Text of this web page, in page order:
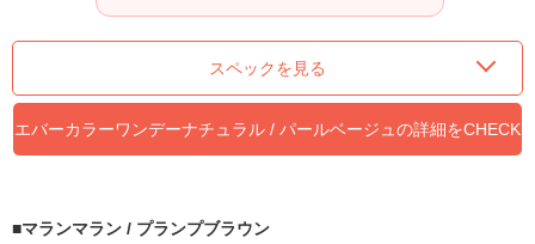
スペックを見る
エバーカラーワンデーナチュラル / パールベージュの詳細をCHECK
マランマラン / プランプブラウン